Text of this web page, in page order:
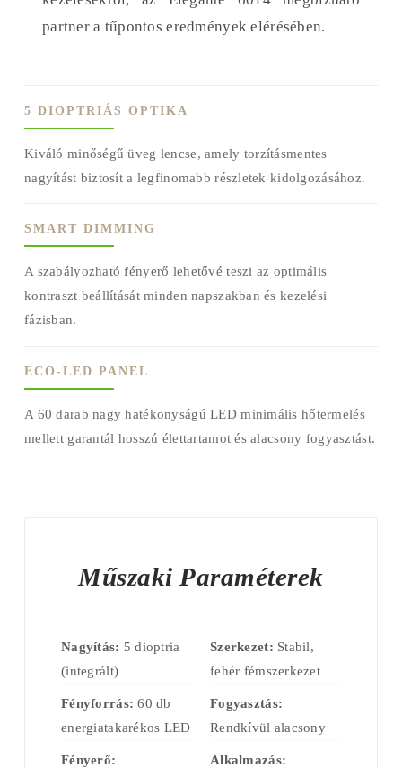
partner a tűpontos eredmények elérésében.
5 DIOPTRIÁS OPTIKA
Kiváló minőségű üveg lencse, amely torzításmentes
nagyítást biztosít a legfinomabb részletek kidolgozásához.
SMART DIMMING
A szabályozható fényerő lehetővé teszi az optimális
kontraszt beállítását minden napszakban és kezelési
fázisban.
ECO-LED PANEL
A 60 darab nagy hatékonyságú LED minimális hőtermelés
mellett garantál hosszú élettartamot és alacsony fogyasztást.
Műszaki Paraméterek
Nagyítás: 5 dioptria
(integrált)
Fényforrás: 60 db
energiatakarékos LED
Fényerő:
Szerkezet: Stabil,
fehér fémszerkezet
Fogyasztás:
Rendkívül alacsony
Alkalmazás: